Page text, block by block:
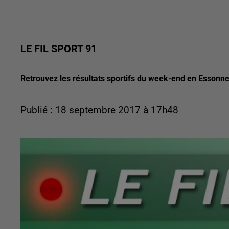
LE FIL SPORT 91
Retrouvez les résultats sportifs du week-end en
Publié : 18 septembre 2017 à 17h48